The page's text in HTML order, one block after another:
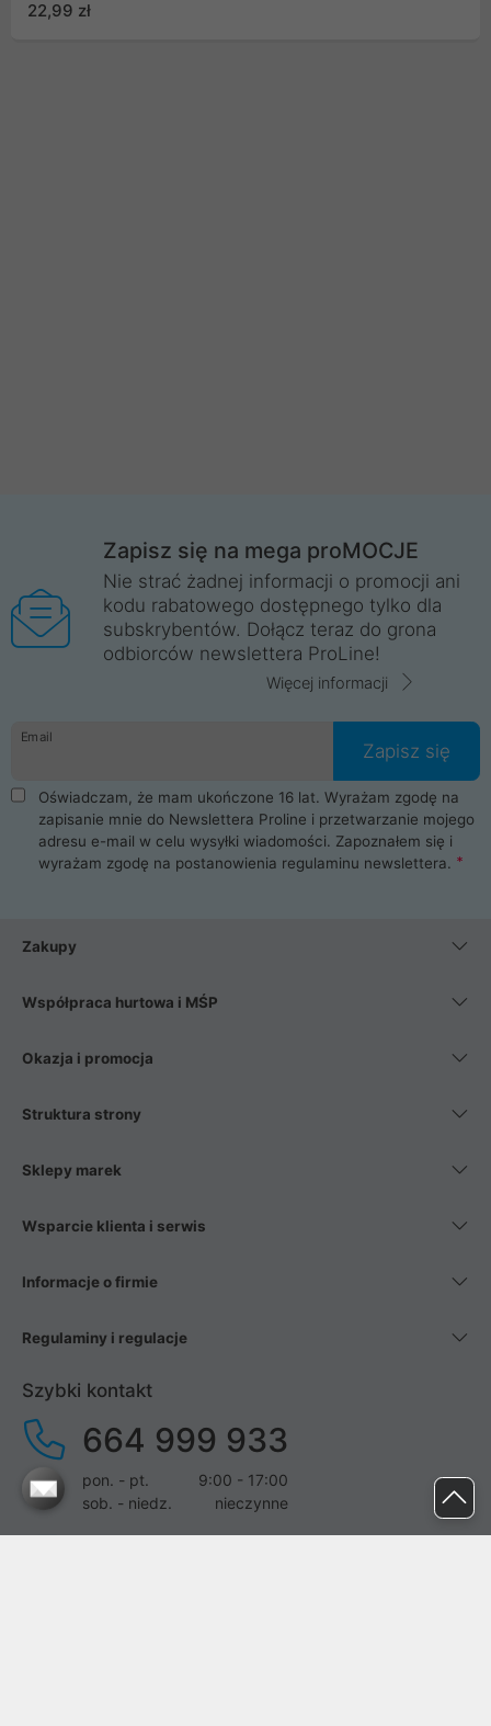
2.1A max 2500W, 1,5m,
22,99 zł
Zapisz się na mega proMOCJE
Nie strać żadnej informacji o promocji ani
kodu rabatowego dostępnego tylko dla
subskrybentów. Dołącz teraz do grona
odbiorców newslettera ProLine!
Więcej informacji
Email
Zapisz się
Oświadczam, że mam ukończone 16 lat. Wyrażam zgodę na
zapisanie mnie do Newslettera Proline i przetwarzanie mojego
adresu e-mail w celu wysyłki wiadomości. Zapoznałem się i
wyrażam zgodę na postanowienia regulaminu newslettera.
Zakupy
Współpraca hurtowa i MŚP
Okazja i promocja
Struktura strony
Sklepy marek
Wsparcie klienta i serwis
Informacje o firmie
Regulaminy i regulacje
Szybki kontakt
664 999 933
pon. - pt.
9:00 - 17:00
sob. - niedz.
nieczynne